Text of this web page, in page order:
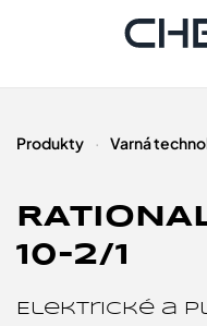
Produkty Varná
10-2/1
Elektrické a